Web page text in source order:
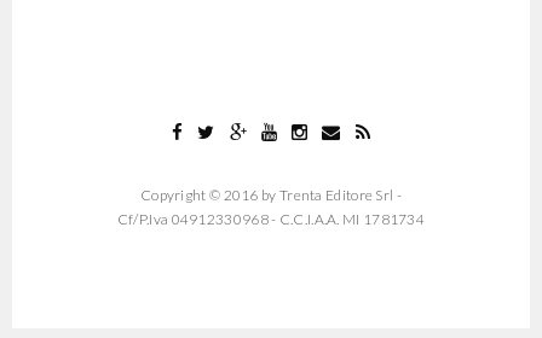
Copyright © 2016 by Trenta Editore Srl -
Cf/P.Iva 04912330968 - C.C.I.A.A. MI 1781734